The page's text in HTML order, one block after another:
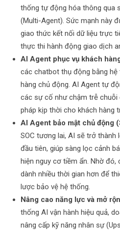
thống tự động hóa thông qua
(Multi-Agent). Sức mạnh này
giao thức kết nối dữ liệu trực
thực thi hành động giao dịch
AI Agent phục vụ khách
các chatbot thụ động bằng
hàng chủ động. AI Agent tự
các sự cố như chậm trễ chuỗi
pháp kịp thời cho khách hàng
AI Agent bảo mật chủ động
SOC tương lai, AI sẽ trở thành
đầu tiên, giúp sàng lọc cảnh
hiện nguy cơ tiềm ẩn. Nhờ
dành nhiều thời gian hơn để
lược bảo vệ hệ thống.
Nâng cao năng lực và mở
thống AI vận hành hiệu quả,
nâng cấp kỹ năng nhân sự